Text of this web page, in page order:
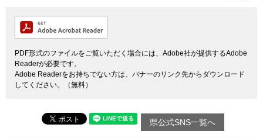
PDF形式のファイルをご覧いただく場合には、Adobe社が提供するAdobe
Readerが必要です。
Adobe Readerをお持ちでない方は、バナーのリンク先からダウンロード
してください。（無料）
県公式SNS一覧へ